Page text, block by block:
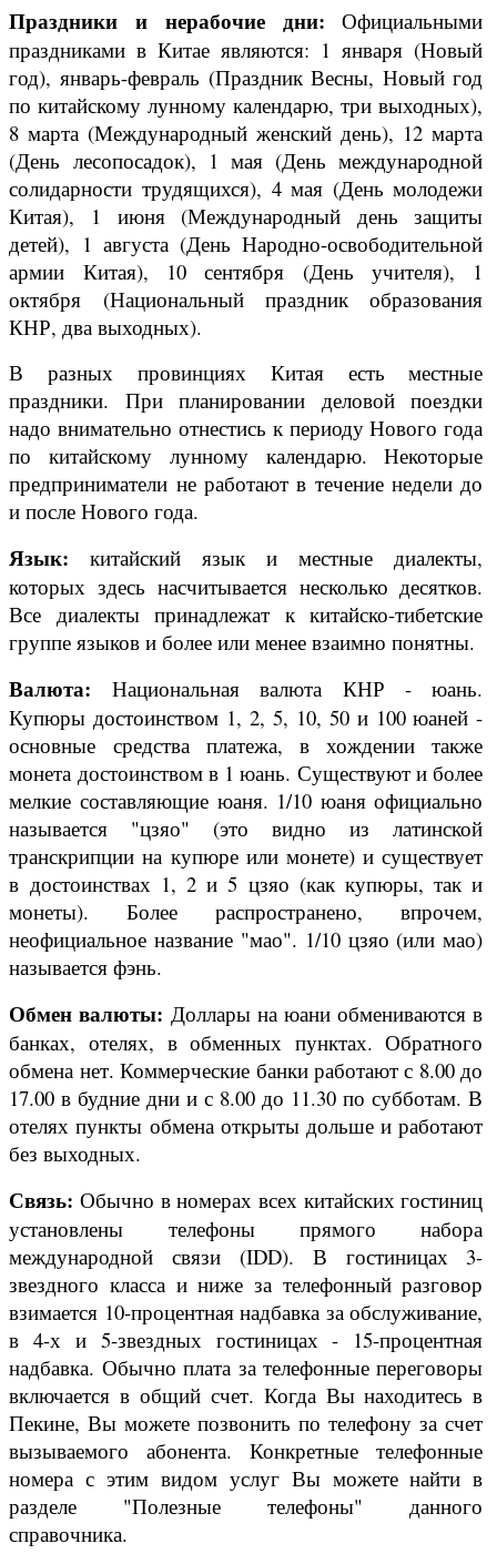
Праздники и нерабочие дни: Официальными
праздниками в Китае являются: 1 января (Новый
год), январь-февраль (Праздник Весны, Новый год
по китайскому лунному календарю, три выходных),
8 марта (Международный женский день), 12 марта
(День лесопосадок), 1 мая (День международной
солидарности трудящихся), 4 мая (День молодежи
Китая), 1 июня (Международный день защиты
детей), 1 августа (День Народно-освободительной
армии Китая), 10 сентября (День учителя), 1
октября (Национальный праздник образования
КНР, два выходных).
В разных провинциях Китая есть местные
праздники. При планировании деловой поездки
надо внимательно отнестись к периоду Нового года
по китайскому лунному календарю. Некоторые
предприниматели не работают в течение недели до
и после Нового года.
Язык: китайский язык и местные диалекты,
которых здесь насчитывается несколько десятков.
Все диалекты принадлежат к китайско-тибетские
группе языков и более или менее взаимно понятны.
Валюта: Национальная валюта КНР - юань.
Купюры достоинством 1, 2, 5, 10, 50 и 100 юаней -
основные средства платежа, в хождении также
монета достоинством в 1 юань. Существуют и более
мелкие составляющие юаня. 1/10 юаня официально
называется "цзяо" (это видно из латинской
транскрипции на купюре или монете) и существует
в достоинствах 1, 2 и 5 цзяо (как купюры, так и
монеты). Более распространено, впрочем,
неофициальное название "мао". 1/10 цзяо (или мао)
называется фэнь.
Обмен валюты: Доллары на юани обмениваются в
банках, отелях, в обменных пунктах. Обратного
обмена нет. Коммерческие банки работают с 8.00 до
17.00 в будние дни и с 8.00 до 11.30 по субботам. В
отелях пункты обмена открыты дольше и работают
без выходных.
Связь: Обычно в номерах всех китайских гостиниц
установлены телефоны прямого набора
международной связи (IDD). В гостиницах 3-
звездного класса и ниже за телефонный разговор
взимается 10-процентная надбавка за обслуживание,
в 4-х и 5-звездных гостиницах - 15-процентная
надбавка. Обычно плата за телефонные переговоры
включается в общий счет. Когда Вы находитесь в
Пекине, Вы можете позвонить по телефону за счет
вызываемого абонента. Конкретные телефонные
номера с этим видом услуг Вы можете найти в
разделе "Полезные телефоны" данного
справочника.